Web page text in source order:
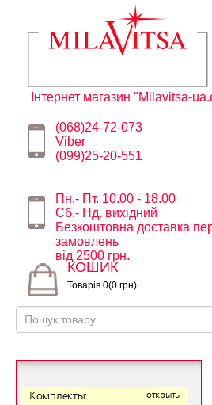
Інтернет магазин "Milavitsa-
(068)24-72-073
Viber
(099)25-20-551
Пн.- Пт. 10.00 - 18.00
Сб.- Нд. вихідний
Безкоштовна доставка
замовлень
від 2500 грн.
КОШИК
Товарів 0(0 грн)
Комплекты: открыть